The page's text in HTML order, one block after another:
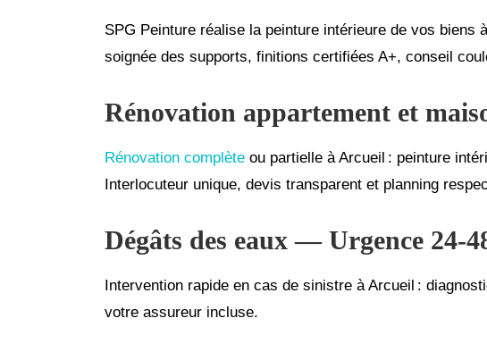
SPG Peinture réalise la peinture intérieure de vos biens
soignée des supports, finitions certifiées A+, conseil
Rénovation appartement et
Rénovation complète ou partielle à Arcueil : peinture
Interlocuteur unique, devis transparent et planning
Dégâts des eaux — Urgence
Intervention rapide en cas de sinistre à Arcueil :
votre assureur incluse.